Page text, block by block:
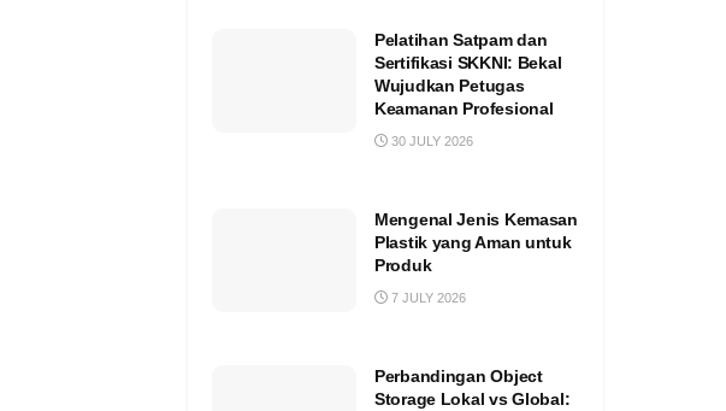
Pelatihan Satpam dan
Sertifikasi SKKNI: Bekal
Wujudkan Petugas
Keamanan Profesional
30 JULY 2026
Mengenal Jenis Kemasan
Plastik yang Aman untuk
Produk
7 JULY 2026
Perbandingan Object
Storage Lokal vs Global: